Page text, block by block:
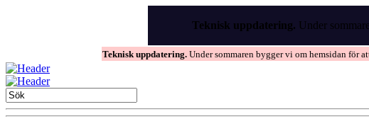
Teknisk uppdatering. Under
Teknisk uppdatering. Under sommaren bygger vi om hemsidan för